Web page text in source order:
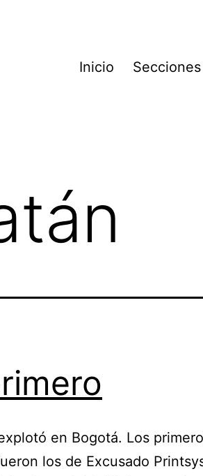
Inicio Secciones
en Bogotá. Los
los de Excusado